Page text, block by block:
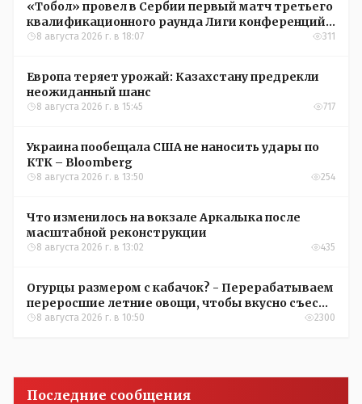
«Тобол» провел в Сербии первый матч третьего
квалификационного раунда Лиги конференций
УЕФА
8 августа 2026 г. в 18:07 311
Европа теряет урожай: Казахстану предрекли
неожиданный шанс
8 августа 2026 г. в 15:45 717
Украина пообещала США не наносить удары по
КТК – Bloomberg
8 августа 2026 г. в 13:50 254
Что изменилось на вокзале Аркалыка после
масштабной реконструкции
8 августа 2026 г. в 13:02 435
Огурцы размером с кабачок? - Перерабатываем
переросшие летние овощи, чтобы вкусно съесть
зимой
8 августа 2026 г. в 10:50 2300
Последние сообщения